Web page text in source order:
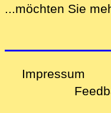
...möchten Sie
Impressum